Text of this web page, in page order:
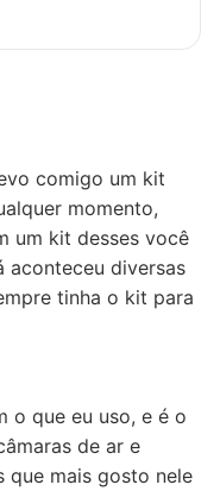
comigo um kit
momento,
um kit desses você
aconteceu diversas
tinha o kit para
o que eu uso, e é o
de ar e
que mais gosto nele